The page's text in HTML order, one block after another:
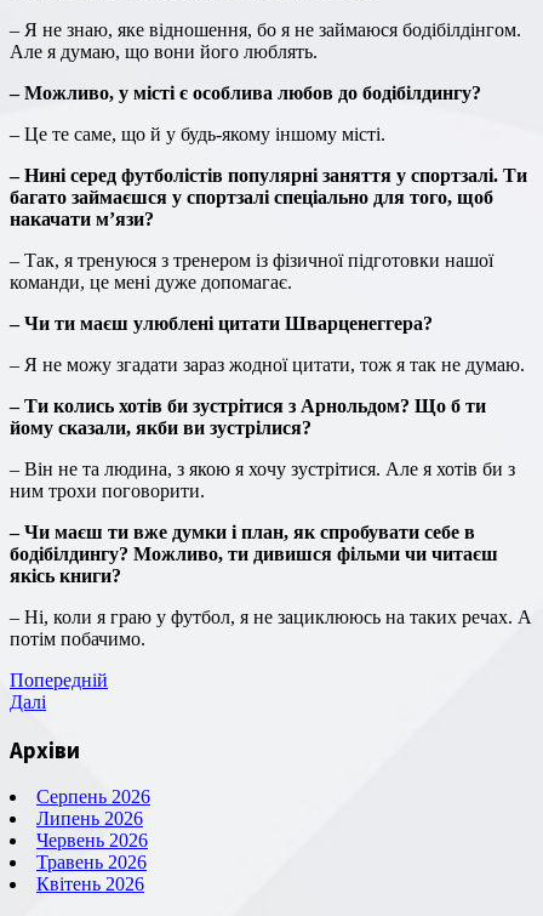
– Я не знаю, яке відношення, бо я не займаюся бодібілдінгом.
Але я думаю, що вони його люблять.
– Можливо, у місті є особлива любов до бодібілдингу?
– Це те саме, що й у будь-якому іншому місті.
– Нині серед футболістів популярні заняття у спортзалі. Ти
багато займаєшся у спортзалі спеціально для того, щоб
накачати м’язи?
– Так, я тренуюся з тренером із фізичної підготовки нашої
команди, це мені дуже допомагає.
– Чи ти маєш улюблені цитати Шварценеггера?
– Я не можу згадати зараз жодної цитати, тож я так не думаю.
– Ти колись хотів би зустрітися з Арнольдом? Що б ти
йому сказали, якби ви зустрілися?
– Він не та людина, з якою я хочу зустрітися. Але я хотів би з
ним трохи поговорити.
– Чи маєш ти вже думки і план, як спробувати себе в
бодібілдингу? Можливо, ти дивишся фільми чи читаєш
якісь книги?
– Ні, коли я граю у футбол, я не зациклююсь на таких речах. А
потім побачимо.
Навігація
записів
Попередній
запис
Попередній
Наступний
Далі
Архіви
Серпень 2026
Липень 2026
Червень 2026
Травень 2026
Квітень 2026